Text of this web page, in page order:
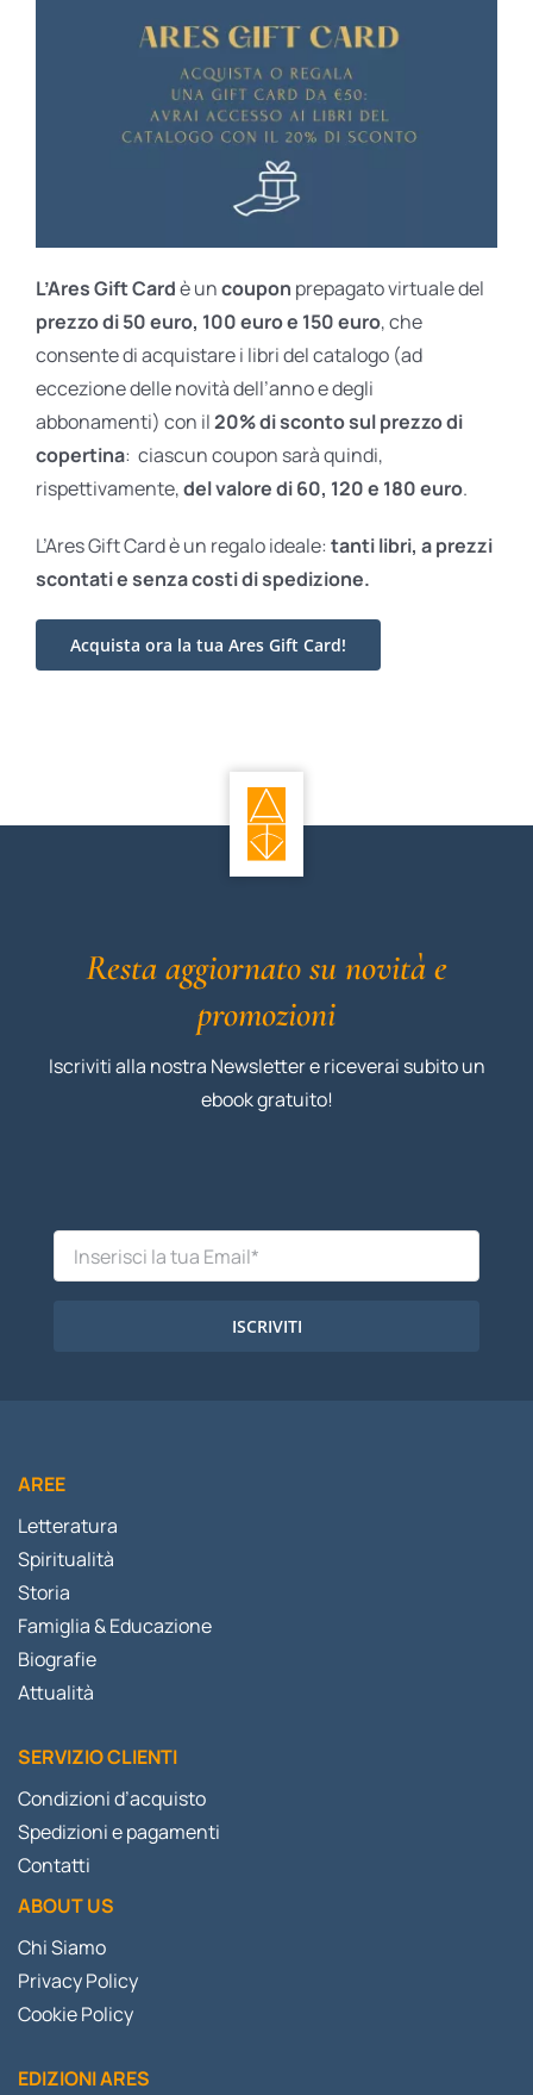
L’Ares Gift Cardè uncoupon prepagato virtuale del
prezzo di 50 euro, 100 euro e 150 euro, che
consente di acquistare i libri del catalogo (ad
eccezione delle novità dell’anno e degli
abbonamenti) con il20% di sconto sul prezzo di
copertina: ciascun coupon sarà quindi,
rispettivamente,del valore di 60, 120 e 180 euro.
L’Ares Gift Card è un regalo ideale: tanti libri, a prezzi
scontati esenza costi di spedizione.
Acquista ora la tua Ares Gift Card!
Resta aggiornato su novità e
promozioni
Iscriviti alla nostra Newsletter e riceverai subito un
ebook gratuito!
ISCRIVITI
AREE
Letteratura
Spiritualità
Storia
Famiglia & Educazione
Biografie
Attualità
SERVIZIO CLIENTI
Condizioni d’acquisto
Spedizioni e pagamenti
Contatti
ABOUT US
Chi Siamo
Privacy Policy
Cookie Policy
EDIZIONI ARES